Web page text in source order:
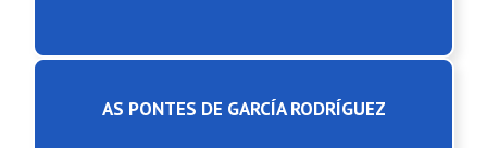
AS PONTES DE GARCÍA RODRÍGUEZ